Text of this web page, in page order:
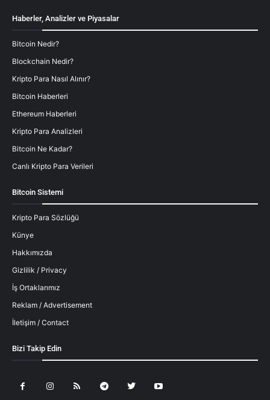
Haberler, Analizler ve Piyasalar
Bitcoin Nedir?
Blockchain Nedir?
Kripto Para Nasıl Alınır?
Bitcoin Haberleri
Ethereum Haberleri
Kripto Para Analizleri
Bitcoin Ne Kadar?
Canlı Kripto Para Verileri
Bitcoin Sistemi
Kripto Para Sözlüğü
Künye
Hakkımızda
Gizlilik / Privacy
İş Ortaklarımız
Reklam / Advertisement
İletişim / Contact
Bizi Takip Edin